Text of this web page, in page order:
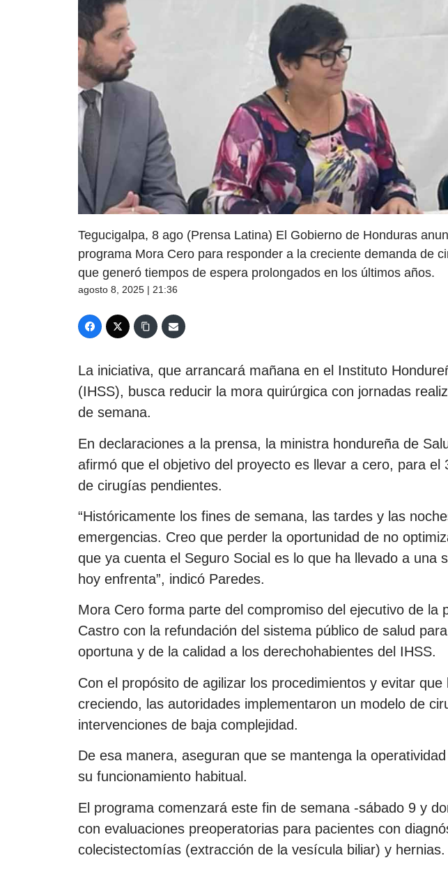
Tegucigalpa, 8 ago (Prensa Latina) El Gobierno de Honduras
programa Mora Cero para responder a la creciente demanda de
que generó tiempos de espera prolongados en los últimos años.
agosto 8, 2025 | 21:36
La iniciativa, que arrancará mañana en el Instituto
(IHSS), busca reducir la mora quirúrgica con jornadas
de semana.
En declaraciones a la prensa, la ministra hondureña de
afirmó que el objetivo del proyecto es llevar a cero, para el
de cirugías pendientes.
“Históricamente los fines de semana, las tardes y las
emergencias. Creo que perder la oportunidad de no
que ya cuenta el Seguro Social es lo que ha llevado a una
hoy enfrenta”, indicó Paredes.
Mora Cero forma parte del compromiso del ejecutivo de la
Castro con la refundación del sistema público de salud
oportuna y de la calidad a los derechohabientes del IHSS.
Con el propósito de agilizar los procedimientos y evitar
creciendo, las autoridades implementaron un modelo de
intervenciones de baja complejidad.
De esa manera, aseguran que se mantenga la
su funcionamiento habitual.
El programa comenzará este fin de semana -sábado 9 y
con evaluaciones preoperatorias para pacientes con
colecistectomías (extracción de la vesícula biliar) y hernias.